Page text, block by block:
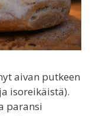
aivan putkeen
isoreikäistä).
paransi